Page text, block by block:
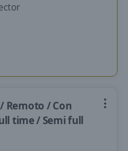
Remoto / Con
time / Semi full